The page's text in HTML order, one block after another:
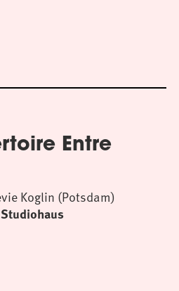
Entre
Koglin (Potsdam)